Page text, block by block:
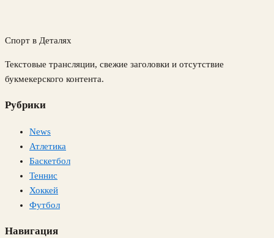
Спорт в Деталях
Текстовые трансляции, свежие заголовки и отсутствие
букмекерского контента.
Рубрики
News
Атлетика
Баскетбол
Теннис
Хоккей
Футбол
Навигация